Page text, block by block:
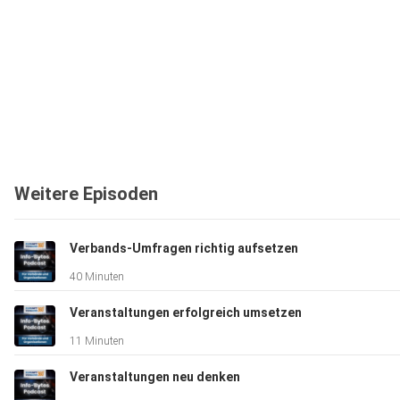
Weitere Episoden
Verbands-Umfragen richtig aufsetzen
40 Minuten
Veranstaltungen erfolgreich umsetzen
11 Minuten
Veranstaltungen neu denken